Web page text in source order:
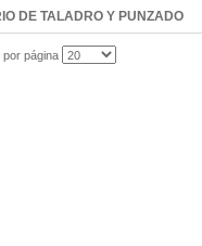
DE TALADRO Y PUNZADO
por página